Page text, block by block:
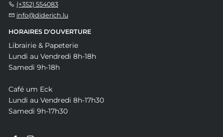
(+352) 554083
info@diderich.lu
HORAIRES D'OUVERTURE
Librairie & Papeterie
Lundi au Vendredi 8h-18h
Samedi 9h-18h
Café um Eck
Lundi au Vendredi 8h-17h30
Samedi 9h-17h30